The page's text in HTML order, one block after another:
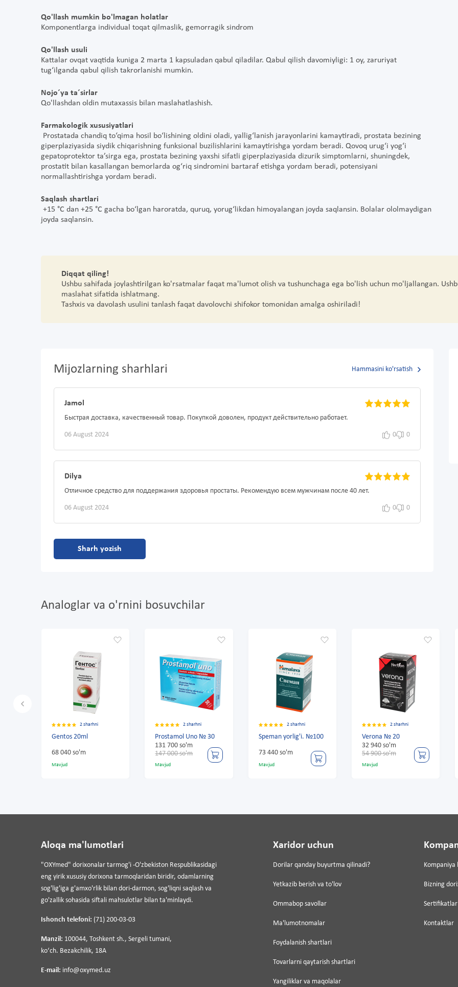
Qo'llash mumkin bo'lmagan holatlar
Komponentlarga individual toqat qilmaslik, gemorragik sindrom
Qo'llash usuli
Kattalar ovqat vaqtida kuniga 2 marta 1 kapsuladan qabul qiladilar. Qabul qilish davomiyligi: 1 oy, zaruriyat
tug‘ilganda qabul qilish takrorlanishi mumkin.
Nojo´ya ta´sirlar
Qo'llashdan oldin mutaxassis bilan maslahatlashish.
Farmakologik xususiyatlari
Prostatada chandiq to‘qima hosil bo‘lishining oldini oladi, yallig‘lanish jarayonlarini kamaytiradi, prostata bezining
giperplaziyasida siydik chiqarishning funksional buzilishlarini kamaytirishga yordam beradi. Qovoq urug‘i yog‘i
gepatoprotektor ta’sirga ega, prostata bezining yaxshi sifatli giperplaziyasida dizurik simptomlarni, shuningdek,
prostatit bilan kasallangan bemorlarda og‘riq sindromini bartaraf etishga yordam beradi, potensiyani
normallashtirishga yordam beradi.
Saqlash shartlari
+15 °C dan +25 °C gacha bo‘lgan haroratda, quruq, yorug‘likdan himoyalangan joyda saqlansin. Bolalar ololmaydigan
joyda saqlansin.
Diqqat qiling!
Ushbu sahifada joylashtirilgan ko'rsatmalar faqat ma'lumot olish va tushunchaga ega bo'lish uchun mo'ljallangan.
maslahat sifatida ishlatmang.
Tashxis va davolash usulini tanlash faqat davolovchi shifokor tomonidan amalga oshiriladi!
Mijozlarning sharhlari Hammasini ko'rsatish
Jamol
Быстрая доставка, качественный товар. Покупкой доволен, продукт действительно работает.
06 August 2024 0 0
Dilya
Отличное средство для поддержания здоровья простаты. Рекомендую всем мужчинам после 40 лет.
06 August 2024 0 0
Sharh yozish
Analoglar va o'rnini bosuvchilar
Speman yorlig'i. №100
73 440 so'm
Verona № 20
54 900 so'm
Mavjud
125 600 so'm
131 600 so'm
Aloqa ma'lumotlari
"OXYmed" dorixonalar tarmog'i -O'zbekiston Respublikasidagi
eng yirik xususiy dorixona tarmoqlaridan biridir, odamlarning
sog'lig'iga g'amxo'rlik bilan dori-darmon, sog'liqni saqlash va
go'zallik sohasida siftali mahsulotlar bilan ta'minlaydi.
Ishonch telefoni: (71) 200-03-03
Manzil: 100044, Toshkent sh., Sergeli tumani,
koʻch. Bezakchilik, 18A
E-mail: info@oxymed.uz
Xaridor uchun
Dorilar qanday buyurtma qilinadi?
Yetkazib berish va to'lov
Ommabop savollar
Ma'lumotnomalar
Foydalanish shartlari
Tovarlarni qaytarish shartlari
Yangiliklar va maqolalar
Kompaniya
Bizning
Sertifikatlar
Kontaktlar